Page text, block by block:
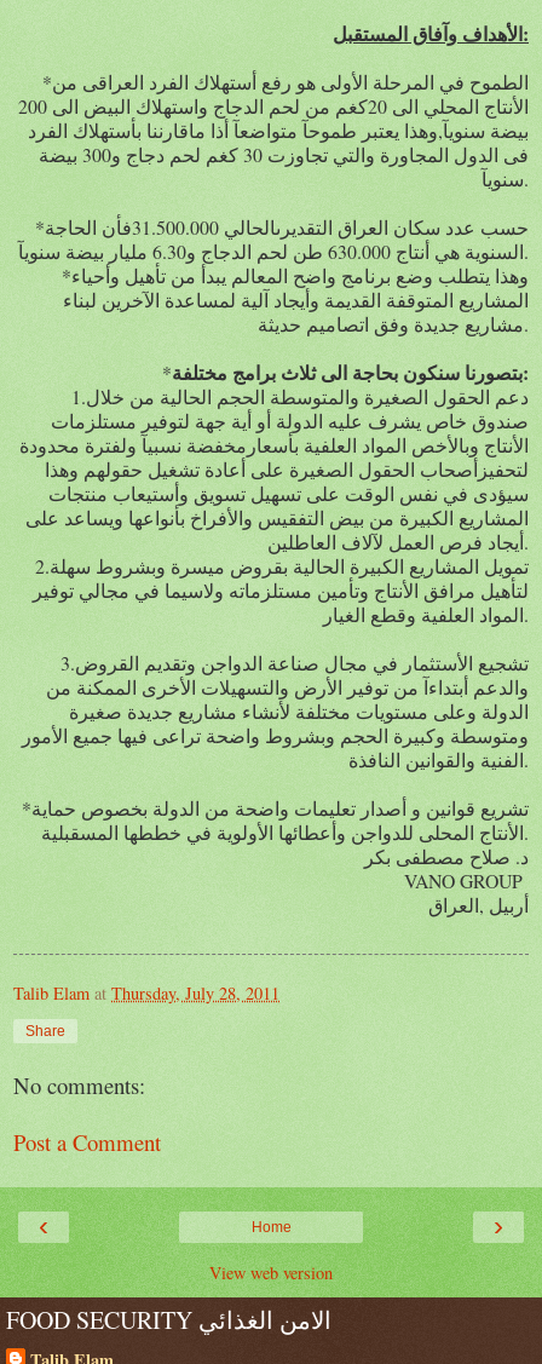
الأهداف وآفاق المستقبل:
*الطموح في المرحلة الأولى هو رفع أستهلاك الفرد العراقى من
الأنتاج المحلي الى 20كغم من لحم الدجاج واستهلاك البيض الى 200
بيضة سنويآ,وهذا يعتبر طموحآ متواضعآ أذا ماقارننا بأستهلاك الفرد
فى الدول المجاورة والتي تجاوزت 30 كغم لحم دجاج و300 بيضة
سنويآ.
*حسب عدد سكان العراق التقديرىالحالي 31.500.000فأن الحاجة
السنوية هي أنتاج 630.000 طن لحم الدجاج و6.30 مليار بيضة سنويآ.
*وهذا يتطلب وضع برنامج واضح المعالم يبدأ من تأهيل وأحياء
المشاريع المتوقفة القديمة وأيجاد آلية لمساعدة الآخرين لبناء
مشاريع جديدة وفق اتصاميم حديثة.
*
بتصورنا سنكون بحاجة الى ثلاث برامج مختلفة:
1.دعم الحقول الصغيرة والمتوسطة الحجم الحالية من خلال
صندوق خاص يشرف عليه الدولة أو أية جهة لتوفير مستلزمات
الأنتاج وبالأخص المواد العلفية بأسعارمخفضة نسبيآ ولفترة محدودة
لتحفيزأصحاب الحقول الصغيرة على أعادة تشغيل حقولهم وهذا
سيؤدى في نفس الوقت على تسهيل تسويق وأستيعاب منتجات
المشاريع الكبيرة من بيض التفقيس والأفراخ بأنواعها ويساعد على
أيجاد فرص العمل لآلاف العاطلين.
2.تمويل المشاريع الكبيرة الحالية بقروض ميسرة وبشروط سهلة
لتأهيل مرافق الأنتاج وتأمين مستلزماته ولاسيما في مجالي توفير
المواد العلفية وقطع الغيار.
3.تشجيع الأستثمار في مجال صناعة الدواجن وتقديم القروض
والدعم أبتداءآ من توفير الأرض والتسهيلات الأخرى الممكنة من
الدولة وعلى مستويات مختلفة لأنشاء مشاريع جديدة صغيرة
ومتوسطة وكبيرة الحجم وبشروط واضحة تراعى فيها جميع الأمور
الفنية والقوانين النافذة.
*تشريع قوانين و أصدار تعليمات واضحة من الدولة بخصوص حماية
الأنتاج المحلى للدواجن وأعطائها الأولوية في خططها المسقبلية.
د. صلاح مصطفى بكر
VANO GROUP
أربيل ,العراق
Talib Elam at Thursday, July 28, 2011
Share
No comments:
Post a Comment
‹ ›
Home
View web version
FOOD SECURITY الامن الغذائي